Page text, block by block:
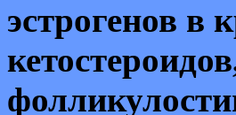
эстрогенов в